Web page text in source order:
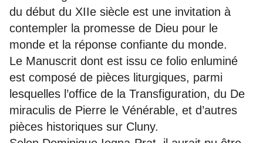
du début du XIIe siècle est une invitation à
contempler la promesse de Dieu pour le
monde et la réponse confiante du monde.
Le Manuscrit dont est issu ce folio enluminé
est composé de pièces liturgiques, parmi
lesquelles l’office de la Transfiguration, du De
miraculis de Pierre le Vénérable, et d’autres
pièces historiques sur Cluny.